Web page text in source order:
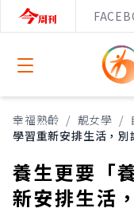
Open menu
幸福熟齡 / 靚女學 /
學習重新安排生活，
養生更要「
新安排生活